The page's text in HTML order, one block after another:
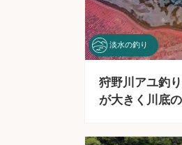
淡水の釣り
狩野川アユ釣
が大きく川底